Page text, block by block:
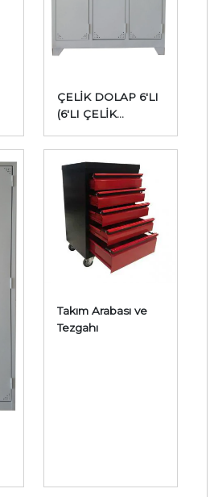
ÇELİK DOLAP 6'LI
(6'LI ÇELİK
DOLABI )
Takım Arabası ve
Tezgahı